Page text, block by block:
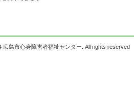
広島市心身障害者福祉センター. All rights reserved